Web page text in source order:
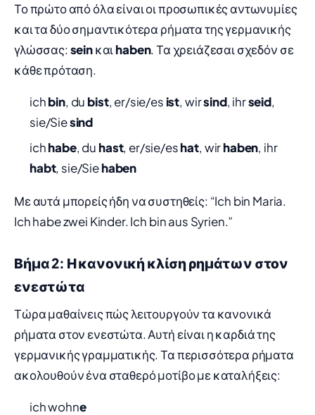
Το πρώτο από όλα είναι οι προσωπικές αντωνυμίες
και τα δύο σημαντικότερα ρήματα της γερμανικής
γλώσσας: seinκαιhaben. Τα χρειάζεσαι σχεδόν σε
κάθε πρόταση.
ichbin, du bist, er/sie/es ist, wirsind, ihrseid,
sie/Siesind
ichhabe, du hast, er/sie/eshat, wirhaben, ihr
habt, sie/Siehaben
Με αυτά μπορείς ήδη να συστηθείς: “Ich bin Maria.
Ich habe zwei Kinder. Ich bin aus Syrien.”
Βήμα 2: Η κανονική κλίση ρημάτων στον
ενεστώτα
Τώρα μαθαίνεις πώς λειτουργούν τα κανονικά
ρήματα στον ενεστώτα. Αυτή είναι η καρδιά της
γερμανικής γραμματικής. Τα περισσότερα ρήματα
ακολουθούν ένα σταθερό μοτίβο με καταλήξεις:
ich wohne